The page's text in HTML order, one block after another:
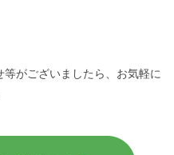
がございましたら、お気軽に